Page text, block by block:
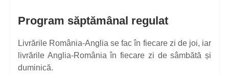
Program săptămânal regulat
Livrările România-Anglia se fac în fiecare zi de joi, iar
livrările Anglia-România în fiecare zi de sâmbătă și
duminică.